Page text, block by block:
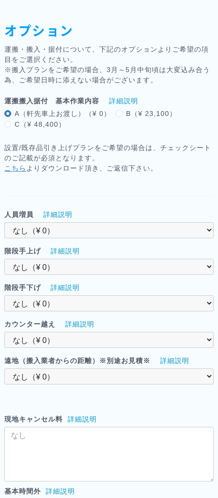
オプション
運搬・搬入・据付について、下記のオプションよりご希望の項
目をご選択ください。
※搬入プランをご希望の場合、3月～5月中旬頃は大変込み合う
為、ご希望日時に添えない場合がございます。
運搬搬入据付 基本作業内容
詳細説明
A（軒先車上お渡し）（¥ 0）
B（¥ 23,100）
C（¥ 48,400）
設置/既存品引き上げプランをご希望の場合は、チェックシート
のご記載が必須となります。
こちら よりダウンロード頂き、ご返信下さい。
人員増員 詳細説明
階段手上げ 詳細説明
階段手下げ 詳細説明
カウンター越え 詳細説明
遠地（搬入業者からの距離）※別途お見積※ 詳細説明
現地キャンセル料 詳細説明
基本時間外 詳細説明